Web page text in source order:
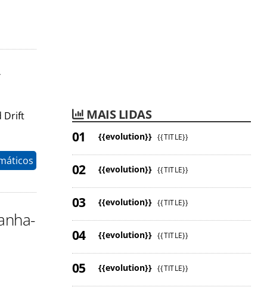
Drift
MAIS LIDAS
{{evolution}} {{TITLE}}
{{evolution}} {{TITLE}}
{{evolution}} {{TITLE}}
{{evolution}} {{TITLE}}
{{evolution}} {{TITLE}}